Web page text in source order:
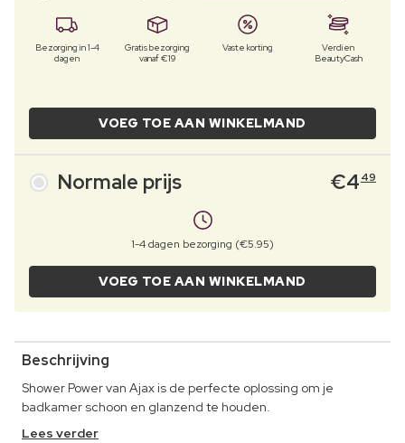
Bezorging in 1-4
dagen
Gratis bezorging
vanaf €19
Vaste korting
Verdien
BeautyCash
VOEG TOE AAN WINKELMAND
Normale prijs €4 49
1-4 dagen bezorging (€5.95)
VOEG TOE AAN WINKELMAND
Beschrijving
Shower Power van Ajax is de perfecte oplossing om je
badkamer schoon en glanzend te houden.
Lees verder